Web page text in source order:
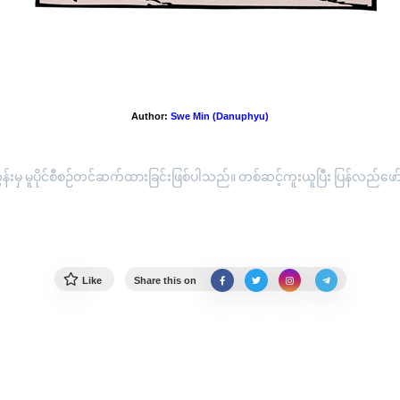
Author: Swe Min (Danuphyu)
မူပိုင်စီစဉ်တင်ဆက်ထားခြင်းဖြစ်ပါသည်။ တစ်ဆင့်ကူးယူပြီး ပြန်လည်ဖော်ပ
Like Share this on